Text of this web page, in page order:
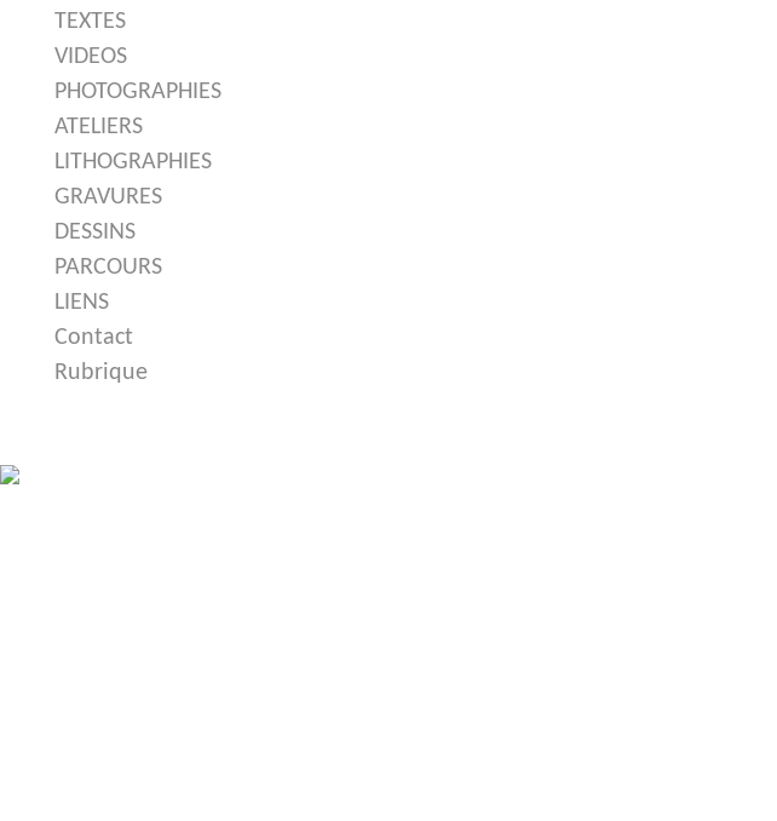
TEXTES
VIDEOS
PHOTOGRAPHIES
ATELIERS
LITHOGRAPHIES
GRAVURES
DESSINS
PARCOURS
LIENS
Contact
Rubrique